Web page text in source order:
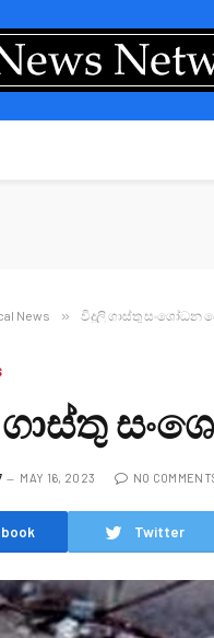
News » විදුලි ගාස්තු සංශෝධන
MAY 16, 2023 NO
Twitter